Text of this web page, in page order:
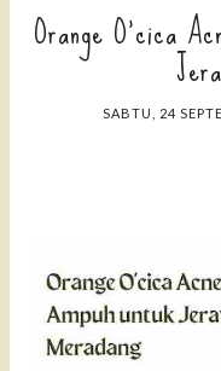
Orange O'cica
SABTU, 24